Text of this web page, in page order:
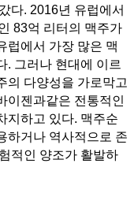
다. 2016년 유럽에서
83억 리터의 맥주가
럽에서 가장 많은 맥
. 그러나 현대에 이르
의 다양성을 가로막고
이젠과같은 전통적인
지하고 있다. 맥주순
하거나 역사적으로 존
적인 양조가 활발하